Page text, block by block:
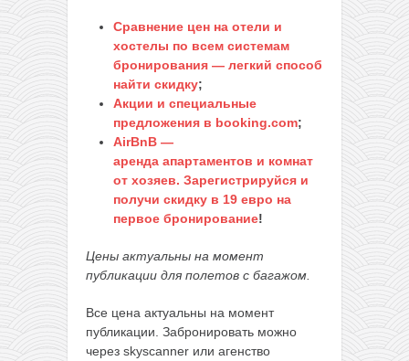
Сравнение цен на отели и
хостелы по всем системам
бронирования — легкий способ
найти скидку;
Акции и специальные
предложения в booking.com;
AirBnB —
аренда апартаментов и комнат
от хозяев. Зарегистрируйся и
получи скидку в 19 евро на
первое бронирование!
Цены актуальны на момент
публикации для полетов с багажом.
Все цена актуальны на момент
публикации. Забронировать можно
через skyscanner или агенство